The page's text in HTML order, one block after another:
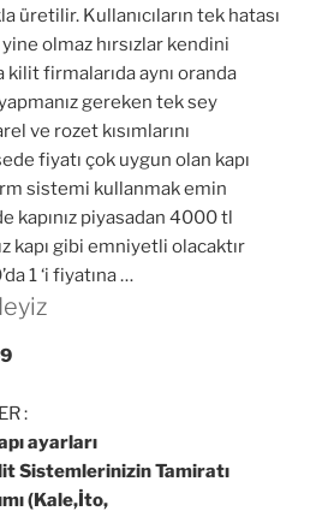
üretilir. Kullanıcıların tek hatası
olmaz hırsızlar kendini
firmalarıda aynı oranda
gereken tek sey
ve rozet kısımlarını
fiyatı çok uygun olan kapı
sistemi kullanmak emin
kapınız piyasadan 4000 tl
kapı gibi emniyetli olacaktır
1 ‘i fiyatına …
:
ayarları
Sistemlerinizin Tamiratı
(Kale,İto,